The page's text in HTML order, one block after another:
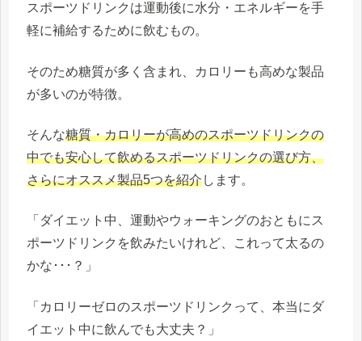
スポーツドリンクは運動後に水分・エネルギーを手
軽に補給するために飲むもの。
そのため糖質が多く含まれ、カロリーも高めな製品
が多いのが特徴。
そんな糖質・カロリーが高めのスポーツドリンクの
中でも安心して飲めるスポーツドリンクの選び方、
さらにオススメ製品5つを紹介します。
「ダイエット中、運動やウォーキングのおともにス
ポーツドリンクを飲みたいけれど、これって太るの
かな･･･？」
「カロリーゼロのスポーツドリンクって、本当にダ
イエット中に飲んでも大丈夫？」